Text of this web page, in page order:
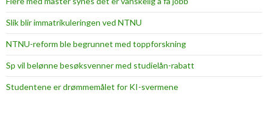
Slik blir immatrikuleringen ved NTNU
NTNU-reform ble begrunnet med toppforskning
Sp vil belønne besøksvenner med studielån-rabatt
Studentene er drømmemålet for KI-svermene